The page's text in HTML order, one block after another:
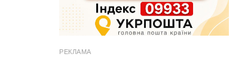
РЕКЛАМА